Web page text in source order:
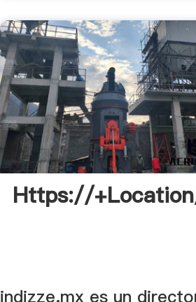
Https://
indizze.mx es un